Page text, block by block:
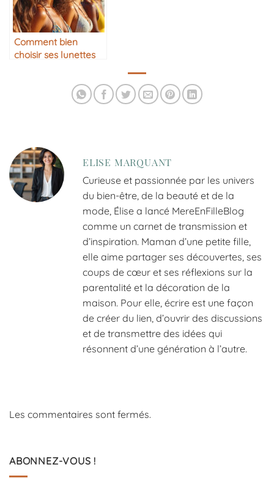
Comment bien
choisir ses lunettes
ELISE MARQUANT
Curieuse et passionnée par les univers
du bien-être, de la beauté et de la
mode, Élise a lancé MereEnFilleBlog
comme un carnet de transmission et
d’inspiration. Maman d’une petite fille,
elle aime partager ses découvertes, ses
coups de cœur et ses réflexions sur la
parentalité et la décoration de la
maison. Pour elle, écrire est une façon
de créer du lien, d’ouvrir des discussions
et de transmettre des idées qui
résonnent d’une génération à l’autre.
Les commentaires sont fermés.
ABONNEZ-VOUS !